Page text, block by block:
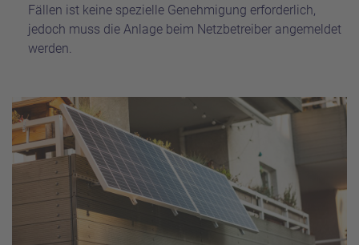
Fällen ist keine spezielle Genehmigung erforderlich,
jedoch muss die Anlage beim Netzbetreiber angemeldet
werden.